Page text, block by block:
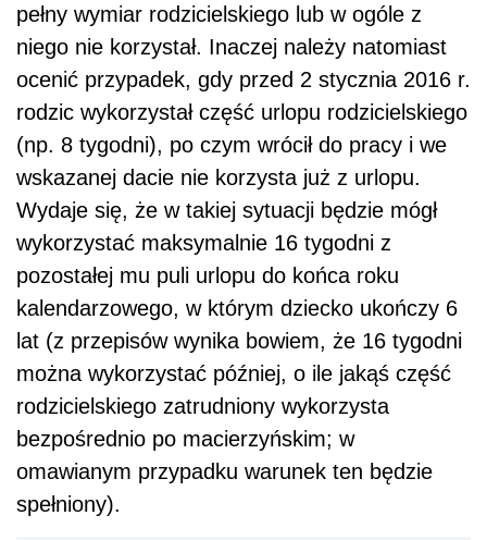
pełny wymiar rodzicielskiego lub w ogóle z
niego nie korzystał. Inaczej należy natomiast
ocenić przypadek, gdy przed 2 stycznia 2016 r.
rodzic wykorzystał część urlopu rodzicielskiego
(np. 8 tygodni), po czym wrócił do pracy i we
wskazanej dacie nie korzysta już z urlopu.
Wydaje się, że w takiej sytuacji będzie mógł
wykorzystać maksymalnie 16 tygodni z
pozostałej mu puli urlopu do końca roku
kalendarzowego, w którym dziecko ukończy 6
lat (z przepisów wynika bowiem, że 16 tygodni
można wykorzystać później, o ile jakąś część
rodzicielskiego zatrudniony wykorzysta
bezpośrednio po macierzyńskim; w
omawianym przypadku warunek ten będzie
spełniony).